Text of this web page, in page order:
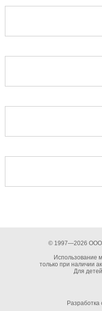
© 1997—2026 ООО
Использование
только при наличии
Для